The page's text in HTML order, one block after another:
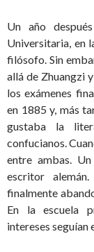
Un año
Universitaria, en
filósofo. Sin
allá de Zhuangzi
los exámenes
en 1885 y, más
gustaba la
confucianos.
entre ambas.
escritor
finalmente
En la escuela
intereses seguían